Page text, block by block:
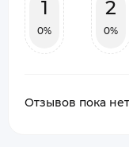
1
0%
2
0%
Отзывов пока